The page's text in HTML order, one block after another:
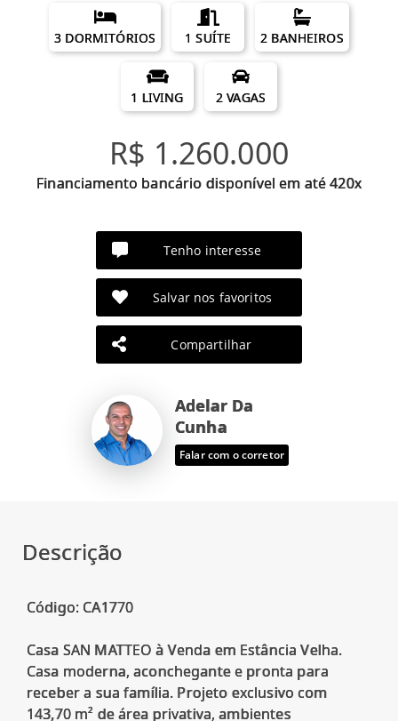
3 DORMITÓRIOS 1 SUÍTE 2 BANHEIROS
1 LIVING 2 VAGAS
R$ 1.260.000
Financiamento bancário disponível em até 420x
Tenho interesse
Salvar nos favoritos
Compartilhar
Adelar Da
Cunha
Falar com o corretor
Descrição
Código: CA1770
Casa SAN MATTEO à Venda em Estância Velha.
Casa moderna, aconchegante e pronta para
receber a sua família. Projeto exclusivo com
143,70 m² de área privativa, ambientes